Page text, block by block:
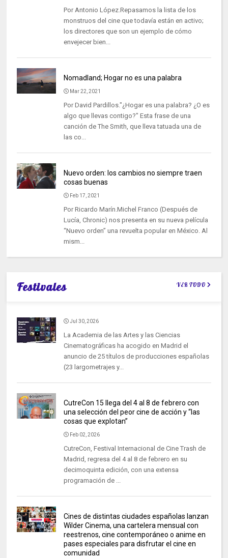
Por Antonio López.Repasamos la lista de los
monstruos del cine que todavía están en activo;
los directores que son un ejemplo de cómo
envejecer bien...
Nomadland; Hogar no es una palabra
Mar 22, 2021
Por David Pardillos."¿Hogar es una palabra? ¿O es
algo que llevas contigo?" Esta frase de una
canción de The Smith, que lleva tatuada una de
las co...
Nuevo orden: los cambios no siempre traen
cosas buenas
Feb 17, 2021
Por Ricardo Marín.Michel Franco (Después de
Lucía, Chronic) nos presenta en su nueva película
“Nuevo orden” una revuelta popular en México. Al
mism...
Festivales VER TODO
Jul 30, 2026
La Academia de las Artes y las Ciencias
Cinematográficas ha acogido en Madrid el
anuncio de 25 títulos de producciones españolas
(23 largometrajes y...
CutreCon 15 llega del 4 al 8 de febrero con
una selección del peor cine de acción y “las
cosas que explotan”
Feb 02, 2026
CutreCon, Festival Internacional de Cine Trash de
Madrid, regresa del 4 al 8 de febrero en su
decimoquinta edición, con una extensa
programación de ...
Cines de distintas ciudades españolas lanzan
Wilder Cinema, una cartelera mensual con
reestrenos, cine contemporáneo o anime en
pases especiales para disfrutar el cine en
comunidad